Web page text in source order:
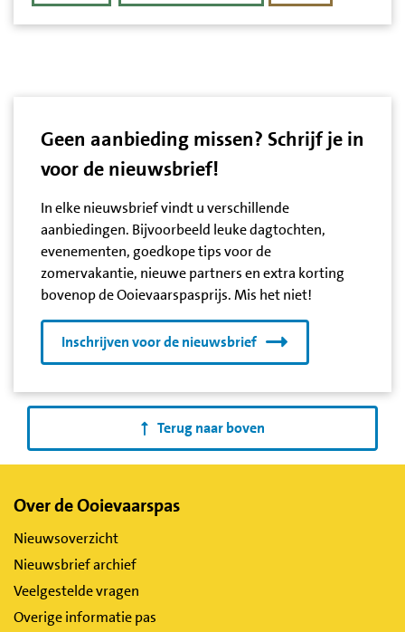
Geen aanbieding missen? Schrijf je in
voor de nieuwsbrief!
In elke nieuwsbrief vindt u verschillende
aanbiedingen. Bijvoorbeeld leuke dagtochten,
evenementen, goedkope tips voor de
zomervakantie, nieuwe partners en extra korting
bovenop de Ooievaarspasprijs. Mis het niet!
Inschrijven voor de nieuwsbrief
Terug naar boven
Belangrijke
links
Over de Ooievaarspas
Nieuwsoverzicht
Nieuwsbrief archief
Veelgestelde vragen
Overige informatie pas